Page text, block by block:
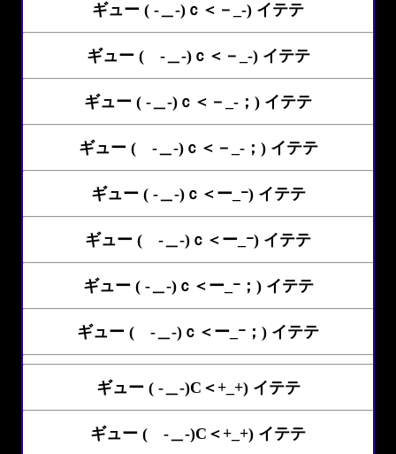
ギュー ( -＿-)ｃ＜－_-) イテテ
ギュー ( -＿-)ｃ＜－_-) イテテ
ギュー ( -＿-)ｃ＜－_-；) イテテ
ギュー ( -＿-)ｃ＜－_-；) イテテ
ギュー ( -＿-)ｃ＜ー_ｰ) イテテ
ギュー ( -＿-)ｃ＜ー_ｰ) イテテ
ギュー ( -＿-)ｃ＜ー_ｰ；) イテテ
ギュー ( -＿-)ｃ＜ー_ｰ；) イテテ
ギュー ( -＿-)C＜+_+) イテテ
ギュー ( -＿-)C＜+_+) イテテ